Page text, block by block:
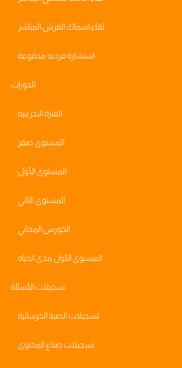
لقاء اسماك القرش المباشر
استشاره فرديه مدفوعة
الدورات
الفترة التجريبية
المستوى صفر
المستوى الأول
المستوى الثاني
الكورس المجاني
المستوى الأول مدى الحياه
تسجيلات الأسئلة
تسجيلات الصبة الخرسانية
تسجيلات صناع المحتوى